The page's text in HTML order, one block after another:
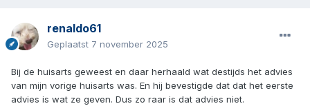
renaldo61
Geplaatst 7 november 2025
Bij de huisarts geweest en daar herhaald wat destijds het advies
van mijn vorige huisarts was. En hij bevestigde dat dat het eerste
advies is wat ze geven. Dus zo raar is dat advies niet.